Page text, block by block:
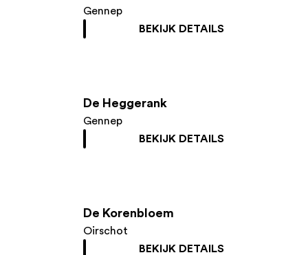
Gennep
BEKIJK DETAILS
De Heggerank
Gennep
BEKIJK DETAILS
De Korenbloem
Oirschot
BEKIJK DETAILS